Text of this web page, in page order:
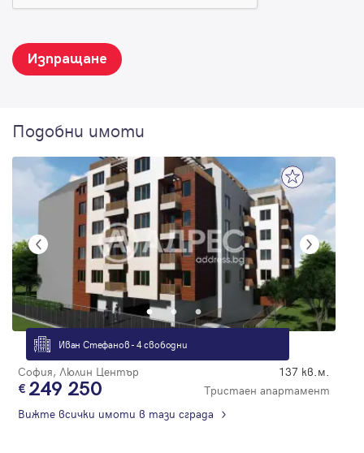
Изпращане
Подобни имоти
Иван Стефанов - 4 свободни
София, Люлин Център 137 кв.м.
249 250
Тристаен апартамент
Вижте всички имоти в тази сграда